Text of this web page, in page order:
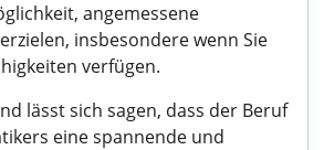
angemessene
insbesondere wenn Sie
verfügen.
lässt sich sagen, dass der Beruf
eine spannende und